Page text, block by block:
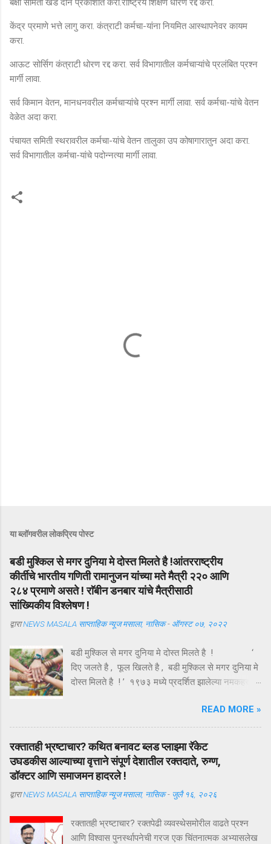
केंद्र प्रमाणे भत्ते लागु करा. कंत्राटी कर्मचा-यांना नियमित आस्थापनेवर कायम
करा.
आऊट सोर्सिग कंत्राटी धोरण रद्द करा. सर्व विभागातील कर्मचाऱ्यांचे प्रलंबित प्रश्न
मार्गी लावा.
सर्व किमान वेतन, मानधनवरील कर्मचाऱ्यांचे प्रश्न मार्गी लावा. सर्व कर्मचा-यांचे वेतन
वेळेत अदा करा.
पंचायत समिती स्थरावरील कर्मचा-यांचे वेतन तालुका उप कोषागारातुन अदा करा.
सर्व विभागातील कर्मचा-यांचे पदोन्नत्या मार्गी लावा.
या ब्लॉगवरील लोकप्रिय पोस्ट
बडी मुश्किल से मगर दुनिया मे दोस्त मिलते है !आंतरराष्ट्रीय
कीर्तीचे भारतीय गणिती रामानुजन यांच्या मते मैत्री २२० आणि
२८४ प्रमाणे असते ! राॅबीन डनबार यांचे मैत्रीसाठी
सांख्यिकीय विश्लेषण !
द्वाराNEWS MASALA साप्ताहिक न्यूज मसाला, नासिक - ऑगस्ट ०७, २०२२
बडी मुश्किल से मगर दुनिया मे दोस्त मिलते है ! ‘
दिए जलते है , फूल खिलते है , बडी मुश्किल से मगर दुनिया मे
दोस्त मिलते है ! ’ १९७३ मध्ये प्रदर्शित झालेल्या नमकहराम
आणि अर्थपूर्ण आहे . ऑगस्ट महिन्यातील पहिला रविवार ( यंदा
दि . ७ ऑगस्ट ) म्हणजे तरुणाईचा आवडता ‘ फ्रेंडशिप डे ’
अर्थात मैत्री दिन . या दिवशी विविध रंगांचे धागे एकमेकांच्या
हातावर बांधून मैत्रीचे संदेश एकमेकांना पाठविले जातात . या
संदेशांमधून मैत्रीच्या वेगवेगळ्या व्याख्या वाचावयास मिळतात .
त्यापैकी संकटात जो पाठीशी उभा राहतो , तोच खरा मित्र
असतो , अशी मित्राची व्याख्या बहूतेकांनी केलेली पहावयास
नसून ज्याला आपल्या मित्राच्या उन्नतीतून खरा आनंद मिळतो
READ MORE »
रक्तातही भ्रष्टाचार? कथित बनावट ब्लड प्लाझ्मा रॅकेट
उघडकीस आल्याच्या वृत्ताने संपूर्ण देशातील रक्तदाते, रुग्ण,
डॉक्टर आणि समाजमन हादरले !
द्वाराNEWS MASALA साप्ताहिक न्यूज मसाला, नासिक - जुलै १६, २०२६
रक्तातही भ्रष्टाचार? रक्तपेढी व्यवस्थेसमोरील वाढते प्रश्न
आणि विश्वास पुनर्स्थापनेची गरज एक चिंतनात्मक अभ्यासलेख